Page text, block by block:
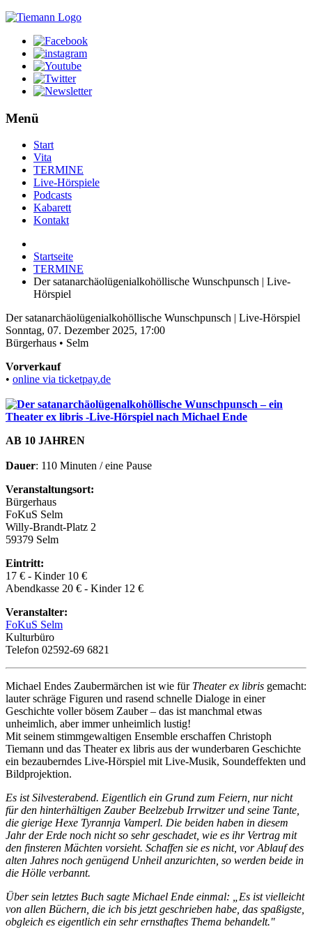
Menü
Start
Vita
TERMINE
Live-Hörspiele
Podcasts
Kabarett
Kontakt
Startseite
TERMINE
Der satanarchäolügenialkohöllische Wunschpunsch | Live-
Hörspiel
Der satanarchäolügenialkohöllische Wunschpunsch | Live-Hörspiel
Sonntag, 07. Dezember 2025, 17:00
Bürgerhaus • Selm
Vorverkauf
• online via ticketpay.de
AB 10 JAHREN
Dauer: 110 Minuten / eine Pause
Veranstaltungsort:
Bürgerhaus
FoKuS Selm
Willy-Brandt-Platz 2
59379 Selm
Eintritt:
17 € - Kinder 10 €
Abendkasse 20 € - Kinder 12 €
Veranstalter:
FoKuS Selm
Kulturbüro
Telefon 02592-69 6821
Michael Endes Zaubermärchen ist wie fürTheater ex libris gemacht:
lauter schräge Figuren und rasend schnelle Dialoge in einer
Geschichte voller bösem Zauber – das ist manchmal etwas
unheimlich, aber immer unheimlich lustig!
Mit seinem stimmgewaltigen Ensemble erschaffen Christoph
Tiemann und das Theater ex libris aus der wunderbaren Geschichte
ein bezauberndes Live-Hörspiel mit Live-Musik, Soundeffekten und
Bildprojektion.
Es ist Silvesterabend. Eigentlich ein Grund zum Feiern, nur nicht
für den hinterhältigen Zauber Beelzebub Irrwitzer und seine Tante,
die gierige Hexe Tyrannja Vamperl. Die beiden haben in diesem
Jahr der Erde noch nicht so sehr geschadet, wie es ihr Vertrag mit
den finsteren Mächten vorsieht. Schaffen sie es nicht, vor Ablauf des
alten Jahres noch genügend Unheil anzurichten, so werden beide in
die Hölle verbannt.
Über sein letztes Buch sagte Michael Ende einmal: „Es ist vielleicht
von allen Büchern, die ich bis jetzt geschrieben habe, das spaßigste,
obgleich es eigentlich ein sehr ernsthaftes Thema behandelt."